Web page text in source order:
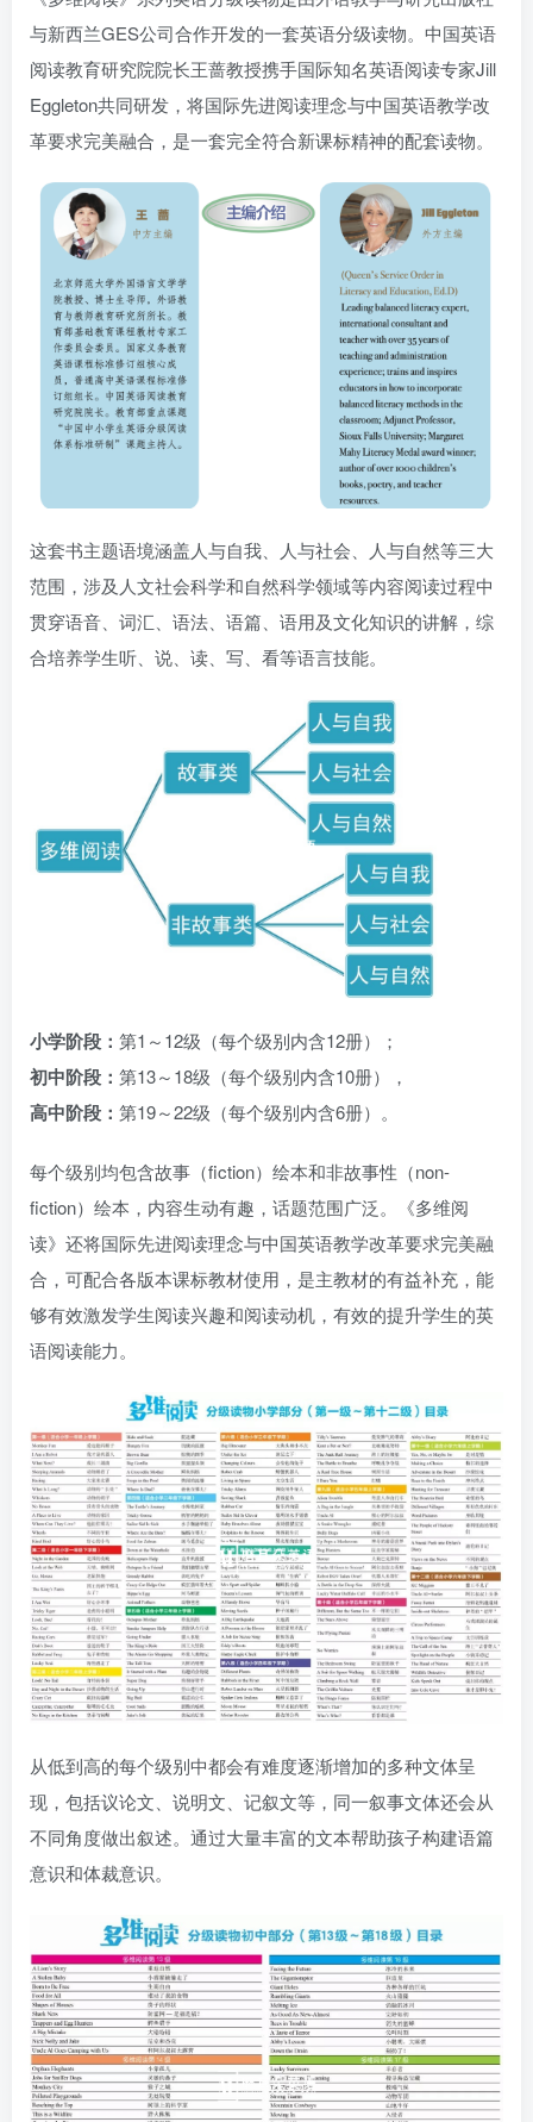
与新西兰GES公司合作开发的一套英语分级读物。中国英语
阅读教育研究院院长王蔷教授携手国际知名英语阅读专家Jill
Eggleton共同研发，将国际先进阅读理念与中国英语教学改
革要求完美融合，是一套完全符合新课标精神的配套读物。
这套书主题语境涵盖人与自我、人与社会、人与自然等三大
范围，涉及人文社会科学和自然科学领域等内容阅读过程中
贯穿语音、词汇、语法、语篇、语用及文化知识的讲解，综
合培养学生听、说、读、写、看等语言技能。
小学阶段： 第1～12级（每个级别内含12册）；
初中阶段： 第13～18级（每个级别内含10册），
高中阶段： 第19～22级（每个级别内含6册）。
每个级别均包含故事（fiction）绘本和非故事性（non-
fiction）绘本，内容生动有趣，话题范围广泛。《多维阅
读》还将国际先进阅读理念与中国英语教学改革要求完美融
合，可配合各版本课标教材使用，是主教材的有益补充，能
够有效激发学生阅读兴趣和阅读动机，有效的提升学生的英
语阅读能力。
从低到高的每个级别中都会有难度逐渐增加的多种文体呈
现，包括议论文、说明文、记叙文等，同一叙事文体还会从
不同角度做出叙述。通过大量丰富的文本帮助孩子构建语篇
意识和体裁意识。